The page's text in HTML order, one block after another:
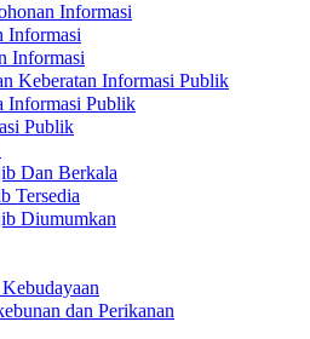
Informasi
Informasi
Informasi
Keberatan Informasi Publik
Informasi Publik
Publik
Dan Berkala
Tersedia
Diumumkan
dan Perikanan